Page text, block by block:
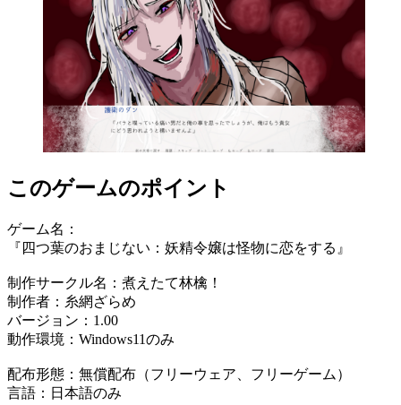
このゲームのポイント
ゲーム名：
『四つ葉のおまじない：妖精令嬢は怪物に恋をする』
制作サークル名：煮えたて林檎！
制作者：糸網ざらめ
バージョン：1.00
動作環境：Windows11のみ
配布形態：無償配布（フリーウェア、フリーゲーム）
言語：日本語のみ